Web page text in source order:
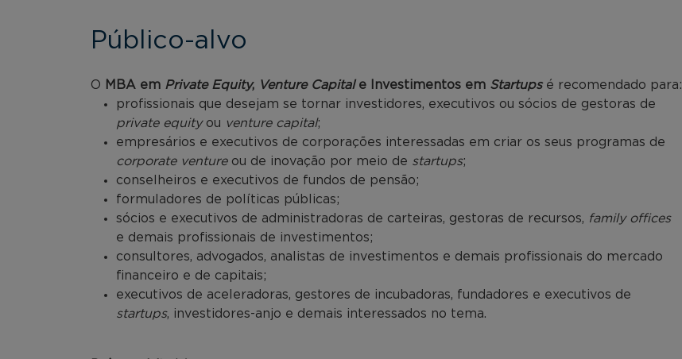
Público-alvo
O MBA em Private Equity, Venture Capitale Investimentos em Startupsé recomendado para:
profissionais que desejam se tornar investidores, executivos ou sócios de gestoras de
private equity ou venture capital;
empresários e executivos de corporações interessadas em criar os seus programas de
corporate ventureou de inovação por meio de startups;
conselheiros e executivos de fundos de pensão;
formuladores de políticas públicas;
sócios e executivos de administradoras de carteiras, gestoras de recursos, family offices
e demais profissionais de investimentos;
consultores, advogados, analistas de investimentos e demais profissionais do mercado
financeiro e de capitais;
executivos de aceleradoras, gestores de incubadoras, fundadores e executivos de
startups, investidores-anjo e demais interessados no tema.